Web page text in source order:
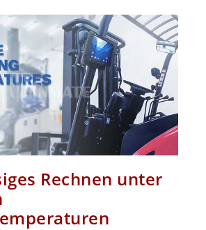
Rechnen unter